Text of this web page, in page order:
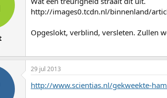
http://images0.tcdn.nl/binnenland/
Opgeslokt, verblind, versleten. Zullen
29 jul 2013
http://www.scientias.nl/gekweekte-